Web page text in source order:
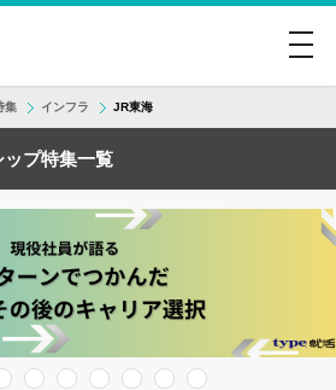
集 インフラ JR東海
プ特集一覧